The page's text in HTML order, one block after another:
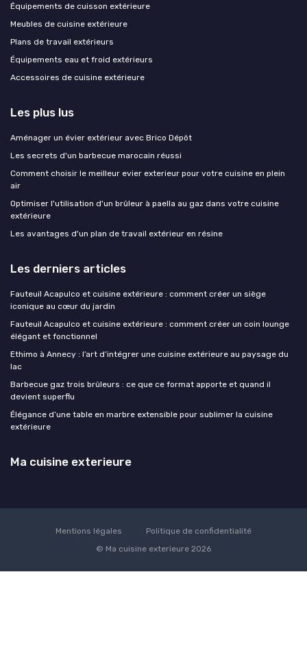
Équipements de cuisson extérieure
Meubles de cuisine extérieure
Plans de travail extérieurs
Équipements eau et froid extérieurs
Accessoires de cuisine extérieure
Les plus lus
Aménager un évier extérieur avec Brico Dépôt
Les secrets d'un barbecue marocain réussi
Comment choisir le meilleur evier exterieur pour votre cuisine en plein
air
Optimiser l'utilisation d'un brûleur à paella au gaz dans votre cuisine
extérieure
Les avantages d'un plan de travail extérieur en résine
Les derniers articles
Fauteuil Acapulco et cuisine extérieure : comment créer un siège
iconique au cœur du jardin
Fauteuil Acapulco et cuisine extérieure : comment créer un coin lounge
élégant et fonctionnel
Ethimo à Annecy : l’art d’intégrer une cuisine extérieure au paysage du
lac
Barbecue gaz trois brûleurs : ce que ce format apporte et quand il
devient superflu
Élégance d’une table en marbre extensible pour sublimer la cuisine
extérieure
Ma cuisine exterieure
Mentions légales
Politique de confidentialité
© Ma cuisine exterieure 2026